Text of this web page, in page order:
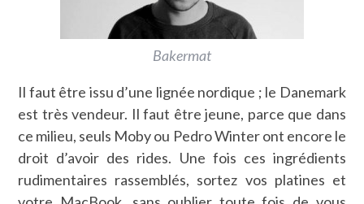
Bakermat
Il faut être issu d’une lignée nordique ; le Danemark
est très vendeur. Il faut être jeune, parce que dans
ce milieu, seuls Moby ou Pedro Winter ont encore le
droit d’avoir des rides. Une fois ces ingrédients
rudimentaires rassemblés, sortez vos platines et